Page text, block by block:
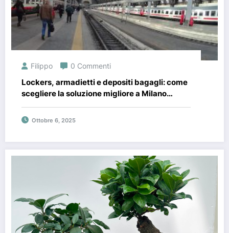
Filippo 0 Commenti
Lockers, armadietti e depositi bagagli: come
scegliere la soluzione migliore a Milano
Ottobre 6, 2025